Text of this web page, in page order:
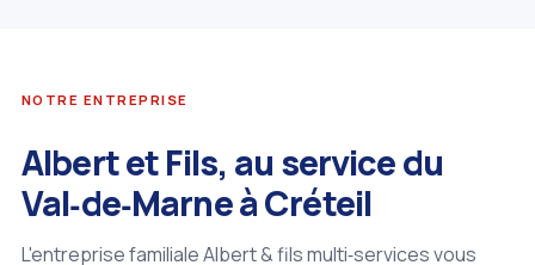
NOTRE ENTREPRISE
Albert et Fils, au service du
Val‑de‑Marne à Créteil
L'entreprise familiale Albert & fils multi‑services vous